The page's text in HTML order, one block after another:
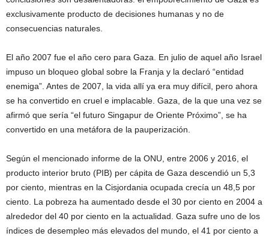
exclusivamente producto de decisiones humanas y no de
consecuencias naturales.
El año 2007 fue el año cero para Gaza. En julio de aquel año Israel
impuso un bloqueo global sobre la Franja y la declaró “entidad
enemiga”. Antes de 2007, la vida allí ya era muy difícil, pero ahora
se ha convertido en cruel e implacable. Gaza, de la que una vez se
afirmó que sería “el futuro Singapur de Oriente Próximo”, se ha
convertido en una metáfora de la pauperización.
Según el mencionado informe de la ONU, entre 2006 y 2016, el
producto interior bruto (PIB) per cápita de Gaza descendió un 5,3
por ciento, mientras en la Cisjordania ocupada crecía un 48,5 por
ciento. La pobreza ha aumentado desde el 30 por ciento en 2004 a
alrededor del 40 por ciento en la actualidad. Gaza sufre uno de los
índices de desempleo más elevados del mundo, el 41 por ciento a